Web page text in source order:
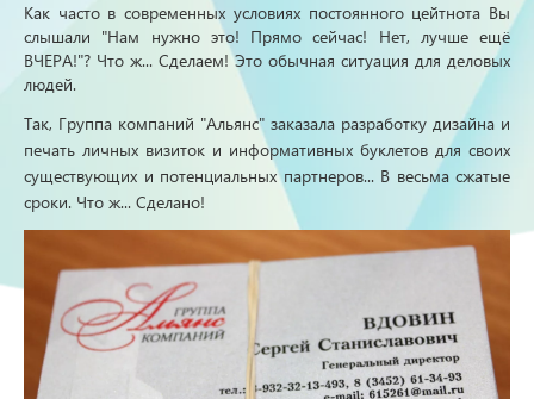
Как часто в современных условиях постоянного цейтнота Вы
слышали "Нам нужно это! Прямо сейчас! Нет, лучше ещё
ВЧЕРА!"? Что ж... Сделаем! Это обычная ситуация для деловых
людей.
Так, Группа компаний "Альянс" заказала разработку дизайна и
печать личных визиток и информативных буклетов для своих
существующих и потенциальных партнеров... В весьма сжатые
сроки. Что ж... Сделано!